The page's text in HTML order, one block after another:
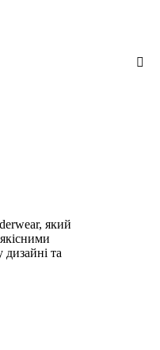
який
дизайні та